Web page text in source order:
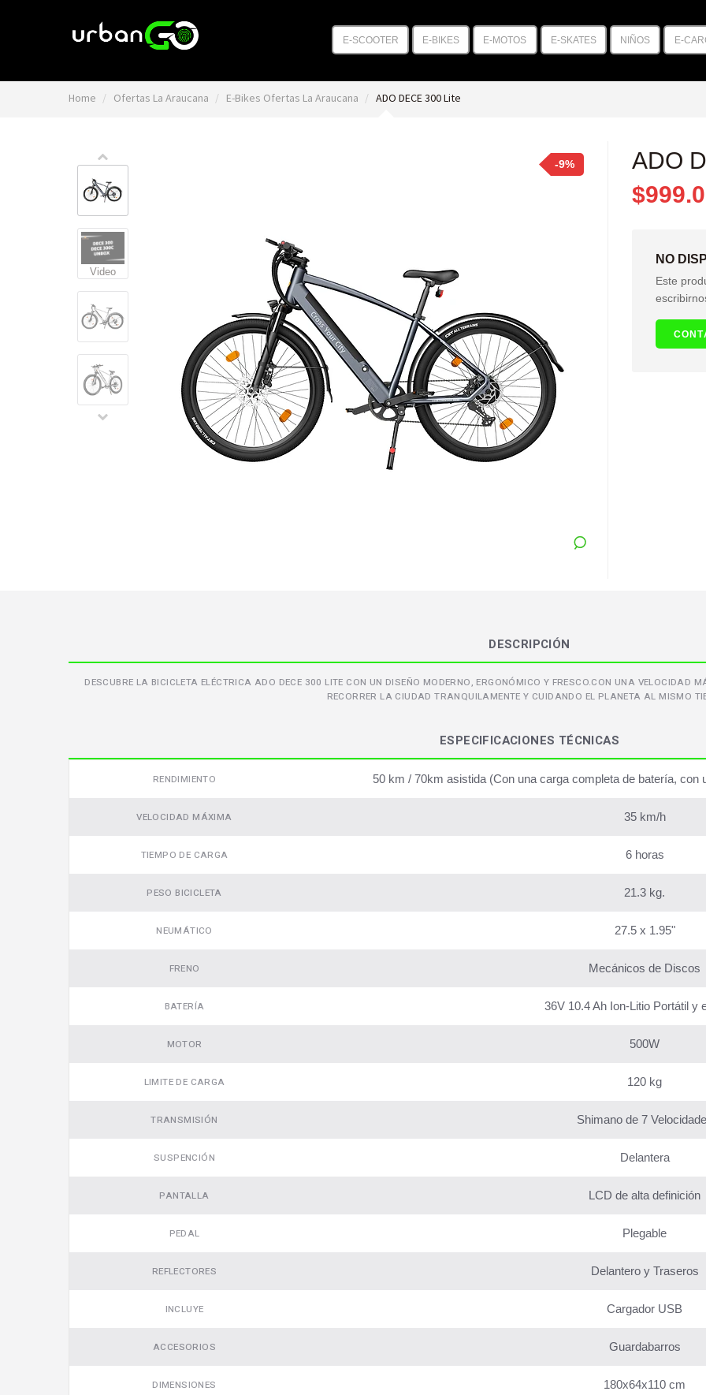
E-SCOOTER E-BIKES E-MOTOS E-SKATES NIÑOS E-
Home Ofertas La Araucana E-Bikes Ofertas La Araucana ADO DECE 300 Lite
-9%
Video
ADO
NO
Este
DESCRIPCIÓN
DESCUBRE LA BICICLETA ELÉCTRICA ADO DECE 300 LITE CON UN DISEÑO MODERNO, ERGONÓMICO Y FRESCO.CON UNA
RECORRER LA CIUDAD TRANQUILAMENTE Y CUIDANDO EL PLANETA AL MISMO
ESPECIFICACIONES TÉCNICAS
RENDIMIENTO 50 km / 70km asistida (Con una carga completa de batería, con
VELOCIDAD MÁXIMA 35 km/h
TIEMPO DE CARGA 6 horas
PESO BICICLETA 21.3 kg.
NEUMÁTICO 27.5 x 1.95"
FRENO Mecánicos de Discos
BATERÍA 36V 10.4 Ah Ion-Litio Portátil y
MOTOR 500W
LIMITE DE CARGA 120 kg
TRANSMISIÓN Shimano de 7
SUSPENCIÓN Delantera
PANTALLA LCD de alta definición
PEDAL Plegable
REFLECTORES Delantero y Traseros
INCLUYE Cargador USB
ACCESORIOS Guardabarros
DIMENSIONES 180x64x110 cm